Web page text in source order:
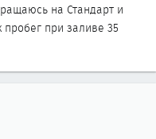
на Стандарт и
при заливе 35